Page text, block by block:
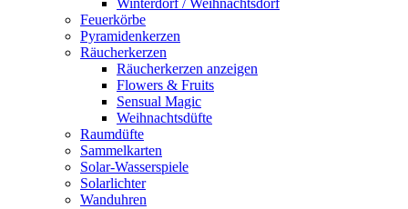
Feuerkörbe
Pyramidenkerzen
Räucherkerzen
Räucherkerzen anzeigen
Flowers & Fruits
Sensual Magic
Weihnachtsdüfte
Raumdüfte
Sammelkarten
Solar-Wasserspiele
Solarlichter
Wanduhren